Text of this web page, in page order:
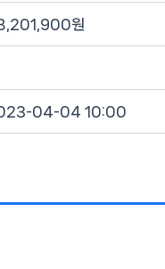
원
04-04 10:00